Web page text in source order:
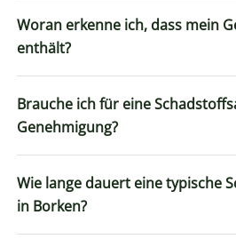
Woran erkenne ich, dass mein
enthält?
Brauche ich für eine
Genehmigung?
Wie lange dauert eine typische
in Borken?